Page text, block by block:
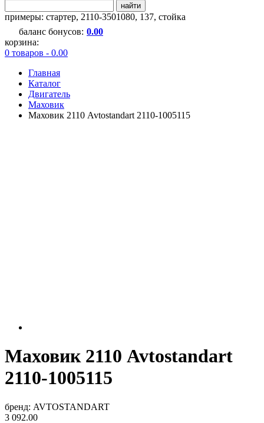
найти
примеры: стартер, 2110-3501080, 137, стойка
баланс бонусов: 0.00
корзина:
0 товаров - 0.00
Главная
Каталог
Двигатель
Маховик
Маховик 2110 Avtostandart 2110-1005115
Маховик 2110 Avtostandart
2110-1005115
бренд: AVTOSTANDART
3 092.00